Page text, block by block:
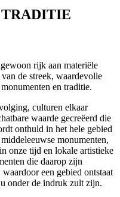
rijk aan materiële
de streek, waardevolle
en traditie.
culturen elkaar
waarde gecreëerd die
onthuld in het hele gebied
monumenten,
onze tijd en lokale artistieke
die daarop zijn
een gebied ontstaat
onder de indruk zult zijn.